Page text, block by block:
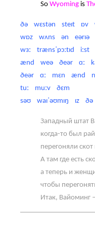
So Wyoming is
ðə wɛstən steɪt ɒv
wɒz wʌns ən
wɜː trænsˈpɔːtɪd iːst
ænd weə ðeər ɑː
ðeər ɑː mɛn ænd
tuː muːv ðɛm
səʊ waɪˈəʊmɪŋ ɪz
Западный штат
когда-то был
перегоняли скот
А там где есть
а теперь и
чтобы
Итак, Вайоминг